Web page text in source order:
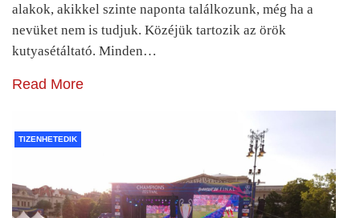
alakok, akikkel szinte naponta találkozunk, még ha a
nevüket nem is tudjuk. Közéjük tartozik az örök
kutyasétáltató. Minden…
Read More
TIZENHETEDIK